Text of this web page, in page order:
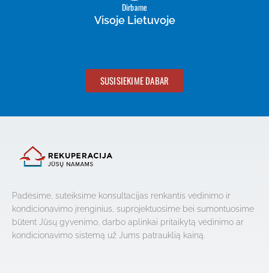
Dirbame
Visoje Lietuvoje
SUSISIEKIME DABAR
Padėsime, suteiksime konsultacijas renkantis vėdinimo ir
kondicionavimo įrenginius, suprojektuosime bei sumontuosime
būtent Jūsų gyvenimo, darbo aplinkai pritaikytą vėdinimo ar
kondicionavimo sistemą už Jums patrauklią kainą.